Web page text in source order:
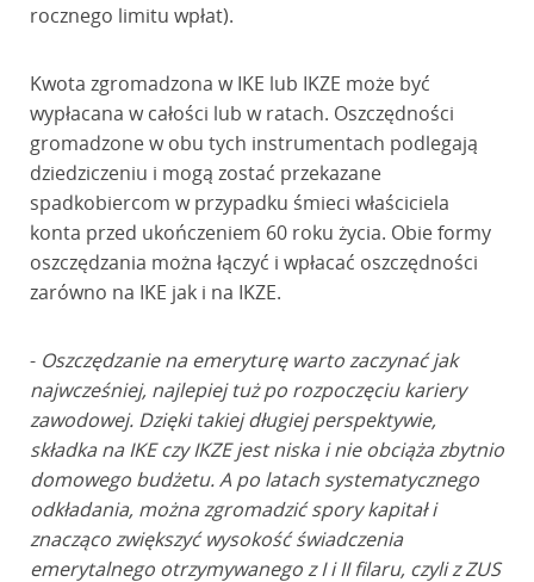
rocznego limitu wpłat).
Kwota zgromadzona w IKE lub IKZE może być
wypłacana w całości lub w ratach. Oszczędności
gromadzone w obu tych instrumentach podlegają
dziedziczeniu i mogą zostać przekazane
spadkobiercom w przypadku śmieci właściciela
konta przed ukończeniem 60 roku życia. Obie formy
oszczędzania można łączyć i wpłacać oszczędności
zarówno na IKE jak i na IKZE.
- Oszczędzanie na emeryturę warto zaczynać jak
najwcześniej, najlepiej tuż po rozpoczęciu kariery
zawodowej. Dzięki takiej długiej perspektywie,
składka na IKE czy IKZE jest niska i nie obciąża zbytnio
domowego budżetu. A po latach systematycznego
odkładania, można zgromadzić spory kapitał i
znacząco zwiększyć wysokość świadczenia
emerytalnego otrzymywanego z I i II filaru, czyli z ZUS